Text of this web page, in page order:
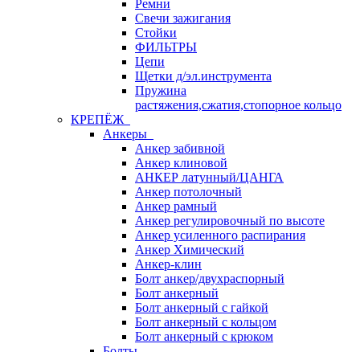
Ремни
Свечи зажигания
Стойки
ФИЛЬТРЫ
Цепи
Щетки д/эл.инструмента
Пружина
растяжения,сжатия,стопорное кольцо
КРЕПЁЖ
Анкеры
Анкер забивной
Анкер клиновой
АНКЕР латунный/ЦАНГА
Анкер потолочный
Анкер рамный
Анкер регулировочный по высоте
Анкер усиленного распирания
Анкер Химический
Анкер-клин
Болт анкер/двухраспорный
Болт анкерный
Болт анкерный с гайкой
Болт анкерный с кольцом
Болт анкерный с крюком